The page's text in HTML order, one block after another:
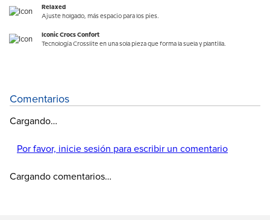
Relaxed
Ajuste holgado, más espacio para los pies.
Iconic Crocs Confort
Tecnología Crosslite en una sola pieza que forma la suela y plantilla.
Comentarios
Cargando…
Por favor, inicie sesión para escribir un comentario
Cargando comentarios…